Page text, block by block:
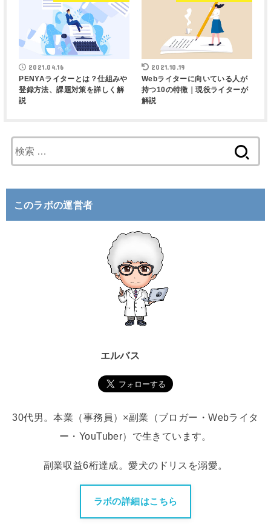
2021.04.16
PENYAライターとは？仕組みや
登録方法、課題対策を詳しく解
説
2021.10.19
Webライターに向いている人が
持つ10の特徴｜現役ライターが
解説
索
このラボの運営者
エルバス
30代男。本業（事務員）×副業（ブロガー・Webライタ
ー・YouTuber）で生きています。
副業収益6桁達成。愛犬のドリスを溺愛。
ラボの詳細はこちら